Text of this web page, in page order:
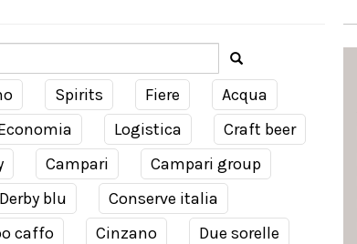
Spirits Fiere
Acqua
Logistica
Craft beer
Campari
Campari group
Derby blu
Conserve italia
caffo Cinzano
Due sorelle